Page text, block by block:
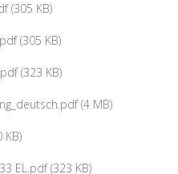
(305 KB)
(305 KB)
(323 KB)
(4 MB)
KB)
EL.pdf (323 KB)